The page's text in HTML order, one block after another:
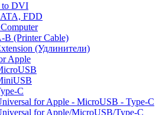
to DVI
FDD
B (Printer Cable)
(Удлинители)
Apple
C
for Apple - MicroUSB - Type-C
for Apple/MicroUSB/Type-C